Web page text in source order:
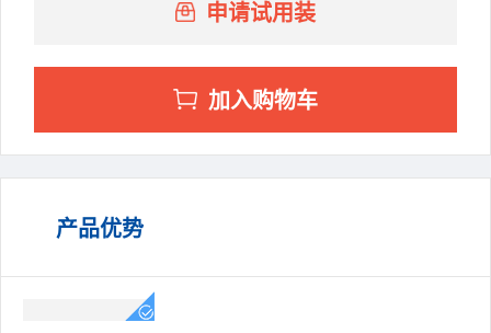
申请试用装
加入购物车
产品优势